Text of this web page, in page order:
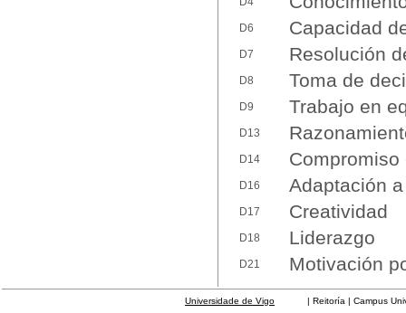
D6 Capacidad
D7 Resolución
D8 Toma de
D9 Trabajo en
D13
D14 Compromiso
D16 Adaptación
D17 Creatividad
D18 Liderazgo
D21 Motivación
Universidade de Vigo | Reitoría | Campus